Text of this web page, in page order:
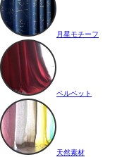
月星モチーフ
ベルベット
天然素材